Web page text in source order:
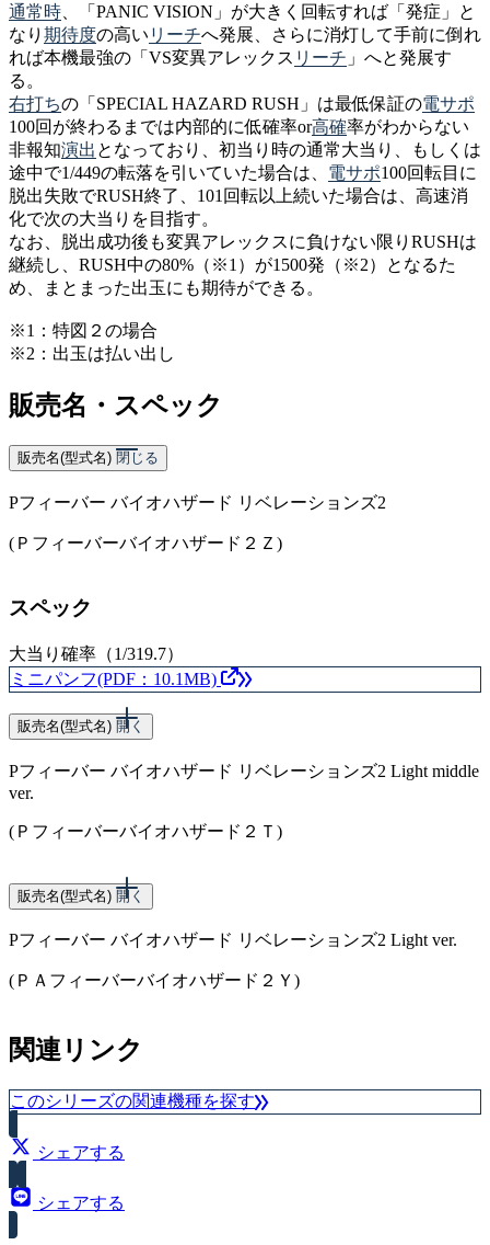
通常時 、「PANIC VISION」が大きく回転すれば「発症」と
なり 期待度の高い リーチへ発展、さらに消灯して手前に倒れ
れば本機最強の「VS変異アレックス リーチ 」へと発展す
る。
右打ちの「SPECIAL HAZARD RUSH」は最低保証の電サポ
100回が終わるまでは内部的に低確率or高確率がわからない
非報知演出 となっており、初当り時の通常大当り、もしくは
途中で1/449の転落を引いていた場合は、 電サポ100回転目に
脱出失敗でRUSH終了、101回転以上続いた場合は、高速消
化で次の大当りを目指す。
なお、脱出成功後も変異アレックスに負けない限りRUSHは
継続し、RUSH中の80%（※1）が1500発（※2）となるた
め、まとまった出玉にも期待ができる。
※1：特図２の場合
※2：出玉は払い出し
販売名・スペック
販売名(型式名) 閉じる
Pフィーバー バイオハザード リベレーションズ2
(Ｐフィーバーバイオハザード２Ｚ)
スペック
大当り確率（1/319.7）
ミニパンフ(PDF：10.1MB)
販売名(型式名) 開く
Pフィーバー バイオハザード リベレーションズ2 Light middle
ver.
(Ｐフィーバーバイオハザード２Ｔ)
スペック
大当り確率（1/199.8）
販売名(型式名) 開く
Pフィーバー バイオハザード リベレーションズ2 Light ver.
(ＰＡフィーバーバイオハザード２Ｙ)
スペック
大当り確率（1/99.9）
関連リンク
このシリーズの関連機種を探す
シェアする
シェアする